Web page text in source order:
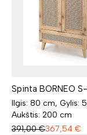
Spinta BORNEO S-
Ilgis: 80 cm, Gylis:
Aukštis: 200 cm
391,00 €367,54 €